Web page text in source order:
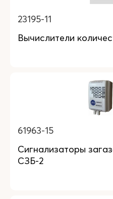
23195-11
Вычислители
61963-15
Сигнализаторы
СЗБ-2